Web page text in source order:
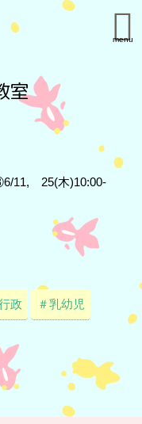
menu
室
25(木)10:00-
政 ＃乳幼児